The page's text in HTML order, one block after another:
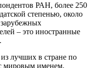
РАН, более 250
степенью, около
– это иностранные
лучших в стране по
с мировым именем.